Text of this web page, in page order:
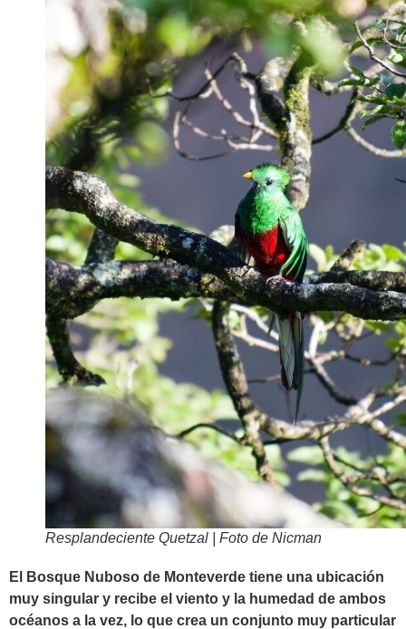
Resplandeciente Quetzal | Foto de Nicman
El Bosque Nuboso de Monteverde tiene una ubicación
muy singular y recibe el viento y la humedad de ambos
océanos a la vez, lo que crea un conjunto muy particular